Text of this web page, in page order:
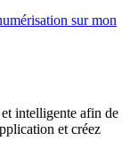
sur mon
intelligente afin de
et créez